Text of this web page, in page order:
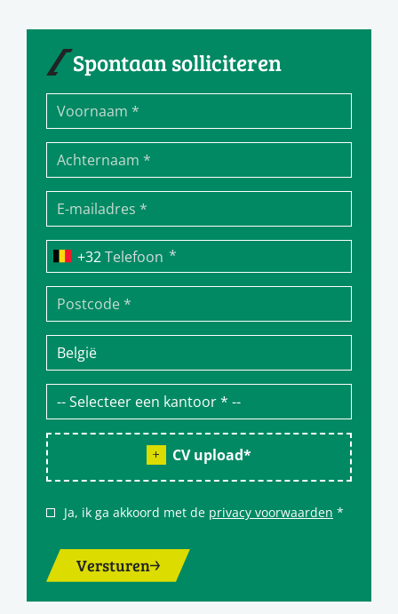
Spontaan solliciteren
Telefoon *
CV upload*
Ja, ik ga akkoord met de privacy voorwaarden *
Versturen